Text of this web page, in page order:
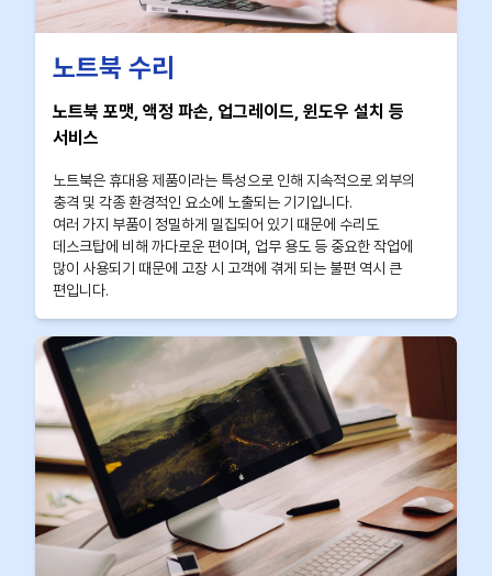
노트북 수리
노트북 포맷, 액정 파손, 업그레이드, 윈도우 설치 등
서비스
노트북은 휴대용 제품이라는 특성으로 인해 지속적으로 외부의
충격 및 각종 환경적인 요소에 노출되는 기기입니다.
여러 가지 부품이 정밀하게 밀집되어 있기 때문에 수리도
데스크탑에 비해 까다로운 편이며, 업무 용도 등 중요한 작업에
많이 사용되기 때문에 고장 시 고객에 겪게 되는 불편 역시 큰
편입니다.